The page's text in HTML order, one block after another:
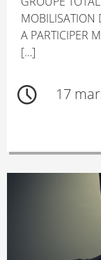
MOBILISATION
A PARTICIPER
[…]
17